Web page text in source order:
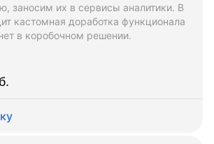
заносим их в сервисы аналитики. В
кастомная доработка функционала
в коробочном решении.